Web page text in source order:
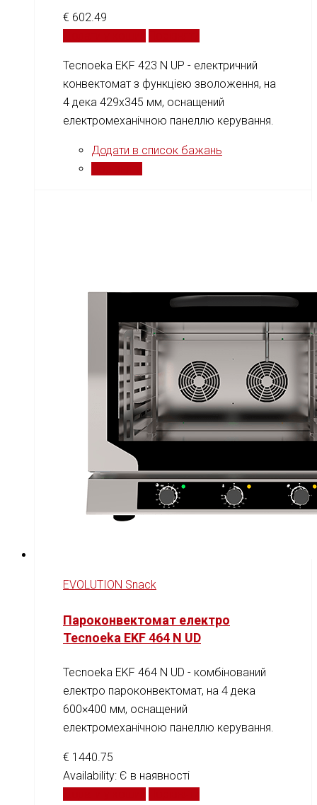
€ 602.49
Tecnoeka EKF 423 N UP - електричний
конвектомат з функцією зволоження, на
4 дека 429x345 мм, оснащений
електромеханічною панеллю керування.
Додати в список бажань
EVOLUTION Snack
Пароконвектомат електро
Tecnoeka EKF 464 N UD
Tecnoeka EKF 464 N UD - комбінований
електро пароконвектомат, на 4 дека
600×400 мм, оснащений
електромеханічною панеллю керування.
€ 1440.75
Availability: Є в наявності